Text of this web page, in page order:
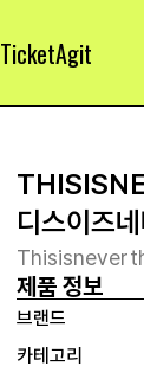
TicketAgit
디스이즈
제품 정보
브랜드
카테고리